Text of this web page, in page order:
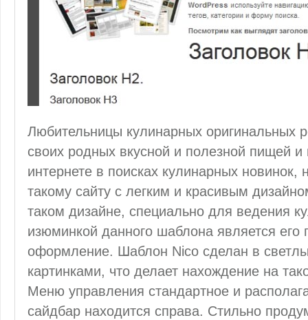
Любительницы кулинарных оригинальных
своих родных вкусной и полезной пищей
интернете в поисках кулинарных
такому сайту с легким и красивым
таком дизайне, специально для ведения
изюминкой данного шаблона является его
оформление. Шаблон Nico сделан в
картинками, что делает нахождение на
Меню управления стандартное и
сайдбар находится справа. Стильно